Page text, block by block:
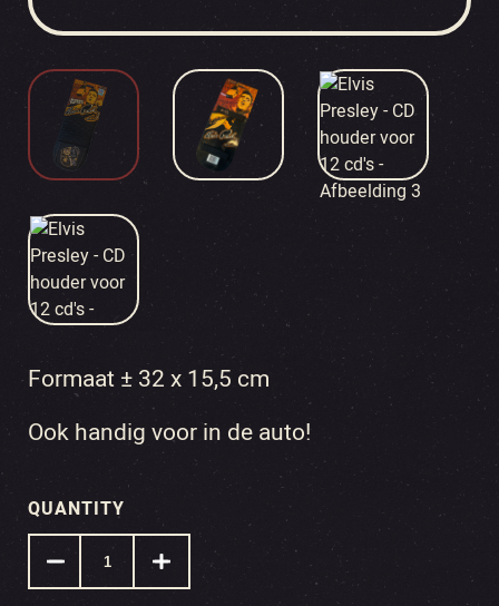
Formaat ± 32 x 15,5 cm
Ook handig voor in de auto!
QUANTITY